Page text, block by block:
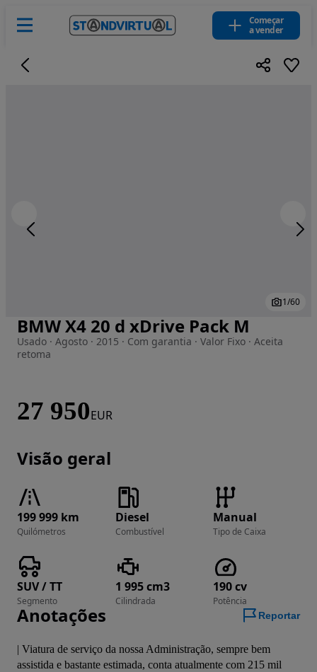
Começar
a vender
Imagem 1 de 60
1/60
BMW X4 20 d xDrive Pack M
Usado · Agosto · 2015 · Com garantia · Valor Fixo · Aceita
retoma
27 950EUR
Visão geral
199 999 km
Quilómetros
Diesel
Combustível
Manual
Tipo de Caixa
SUV / TT
Segmento
1 995 cm3
Cilindrada
190 cv
Potência
Anotações Reportar
| Viatura de serviço da nossa Administração, sempre bem
assistida e bastante estimada, conta atualmente com 215 mil